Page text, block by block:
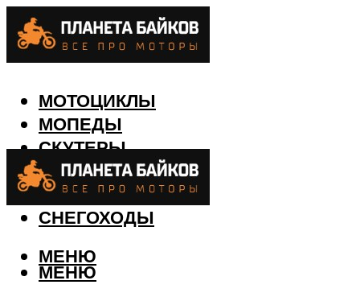
МОТОЦИКЛЫ
МОПЕДЫ
СКУТЕРЫ
КВАДРОЦИКЛЫ
ЛОДКИ
СНЕГОХОДЫ
МЕНЮ
МЕНЮ